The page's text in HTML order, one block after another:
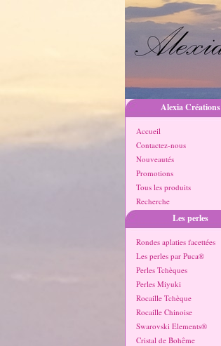
Alexia Créations
Accueil
Contactez-nous
Nouveautés
Promotions
Tous les produits
Recherche
Les perles
Rondes aplaties facettées
Les perles par Puca®
Perles Tchèques
Perles Miyuki
Rocaille Tchèque
Rocaille Chinoise
Swarovski Elements®
Cristal de Bohême